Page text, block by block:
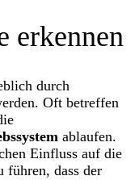
erkennen
durch
Oft betreffen
ablaufen.
Einfluss auf die
führen, dass der